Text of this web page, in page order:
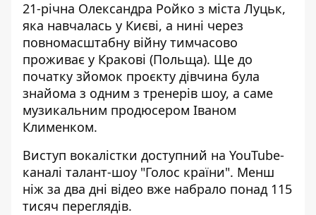
21-річна Олександра Ройко з міста Луцьк,
яка навчалась у Києві, а нині через
повномасштабну війну тимчасово
проживає у Кракові (Польща). Ще до
початку зйомок проєкту дівчина була
знайома з одним з тренерів шоу, а саме
музикальним продюсером Іваном
Клименком.
Виступ вокалістки доступний на YouTube-
каналі талант-шоу "Голос країни". Менш
ніж за два дні відео вже набрало понад 115
тисяч переглядів.